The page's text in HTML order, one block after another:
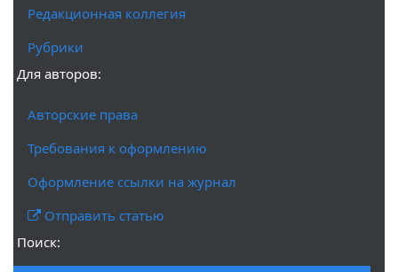
Редакционная коллегия
Рубрики
Для авторов:
Авторские права
Требования к оформлению
Оформление ссылки на журнал
Отправить статью
Поиск: